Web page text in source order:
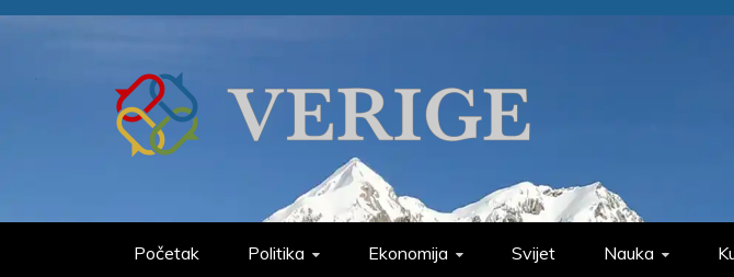
Skip
VERIGE
Početak Politika Ekonomija Svijet Nauka